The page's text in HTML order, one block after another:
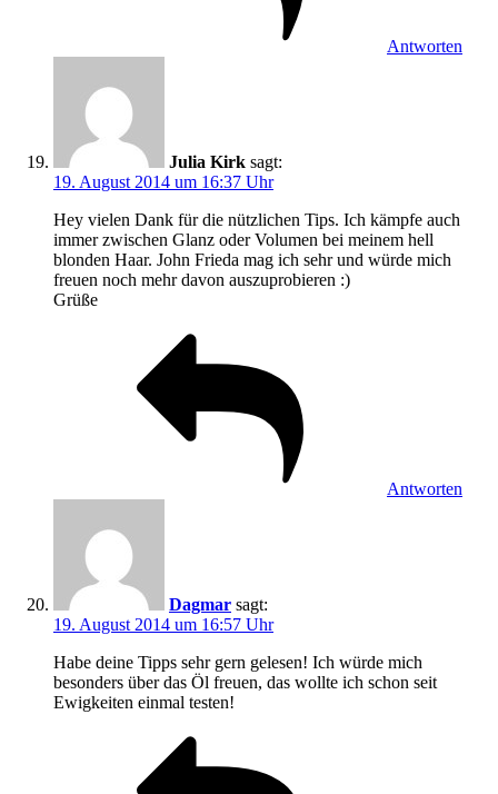
Antworten
Julia Kirk sagt:
19. August 2014 um 16:37 Uhr
Hey vielen Dank für die nützlichen Tips. Ich kämpfe auch
immer zwischen Glanz oder Volumen bei meinem hell
blonden Haar. John Frieda mag ich sehr und würde mich
freuen noch mehr davon auszuprobieren :)
Grüße
Antworten
Dagmar sagt:
19. August 2014 um 16:57 Uhr
Habe deine Tipps sehr gern gelesen! Ich würde mich
besonders über das Öl freuen, das wollte ich schon seit
Ewigkeiten einmal testen!